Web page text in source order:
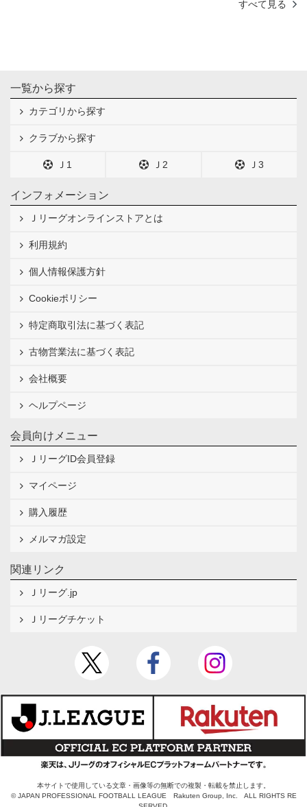
すべて見る
一覧から探す
カテゴリから探す
クラブから探す
Ｊ1 Ｊ2 Ｊ3
インフォメーション
Ｊリーグオンラインストアとは
利用規約
個人情報保護方針
Cookieポリシー
特定商取引法に基づく表記
古物営業法に基づく表記
会社概要
ヘルプページ
会員向けメニュー
ＪリーグID会員登録
マイページ
購入履歴
メルマガ設定
関連リンク
Ｊリーグ.jp
Ｊリーグチケット
本サイトで使用している文章・画像等の無断での複製・転載を禁止します。
© JAPAN PROFESSIONAL FOOTBALL LEAGUE Rakuten Group, Inc. ALL RIGHTS RE